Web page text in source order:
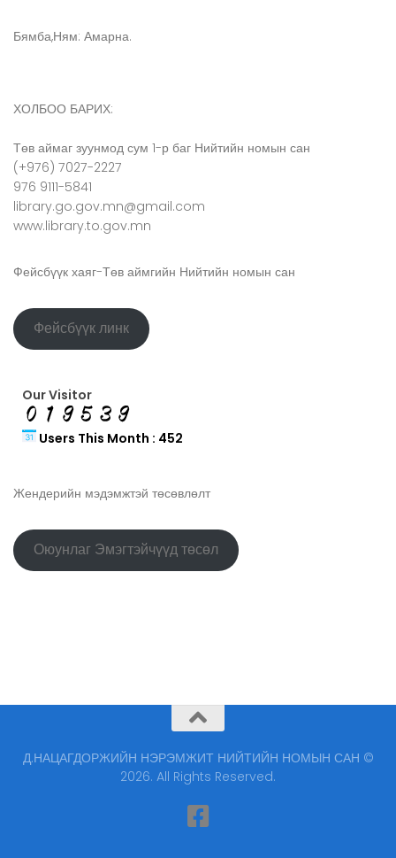
Бямба,Ням: Амарна.
ХОЛБОО БАРИХ:
Төв аймаг зуунмод сум 1-р баг Нийтийн номын сан
(+976) 7027-2227
976 9111-5841
library.go.gov.mn@gmail.com
www.library.to.gov.mn
Фейсбүүк хаяг-Төв аймгийн Нийтийн номын сан
Фейсбүүк линк
Our Visitor
Users This Month : 452
Жендерийн мэдэмжтэй төсөвлөлт
Оюунлаг Эмэгтэйчүүд төсөл
Д.НАЦАГДОРЖИЙН НЭРЭМЖИТ НИЙТИЙН НОМЫН САН ©
2026. All Rights Reserved.